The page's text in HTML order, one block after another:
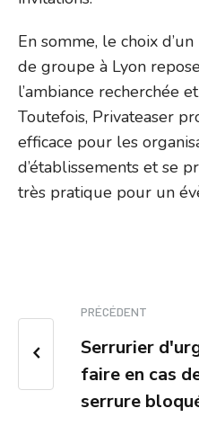
En somme, le choix
de groupe à Lyon
l’ambiance recherchée
Toutefois, Privateaser
efficace pour les
d’établissements et se
très pratique pour un
PRÉCÉDENT
Serrurier
faire en cas
serrure